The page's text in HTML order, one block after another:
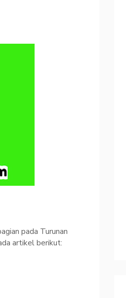
pada Turunan
artikel berikut: